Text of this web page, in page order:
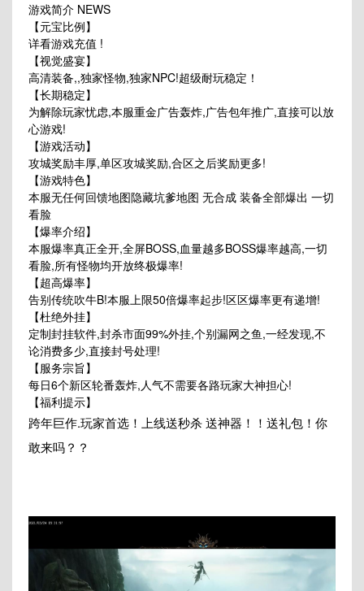
游戏简介 NEWS
【元宝比例】
详看游戏充值 !
【视觉盛宴】
高清装备,,独家怪物,独家NPC!超级耐玩稳定！
【长期稳定】
为解除玩家忧虑,本服重金广告轰炸,广告包年推广,直接可以放
心游戏!
【游戏活动】
攻城奖励丰厚,单区攻城奖励,合区之后奖励更多!
【游戏特色】
本服无任何回馈地图隐藏坑爹地图 无合成 装备全部爆出 一切
看脸
【爆率介绍】
本服爆率真正全开,全屏BOSS,血量越多BOSS爆率越高,一切
看脸,所有怪物均开放终极爆率!
【超高爆率】
告别传统吹牛B!本服上限50倍爆率起步!区区爆率更有递增!
【杜绝外挂】
定制封挂软件,封杀市面99%外挂,个别漏网之鱼,一经发现,不
论消费多少,直接封号处理!
【服务宗旨】
每日6个新区轮番轰炸,人气不需要各路玩家大神担心!
【福利提示】
跨年巨作.玩家首选！上线送秒杀 送神器！！送礼包！你
敢来吗？？